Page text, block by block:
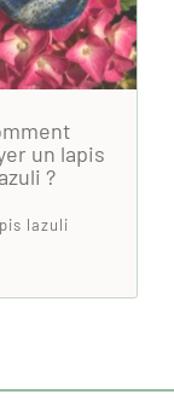
un lapis
?
lazuli